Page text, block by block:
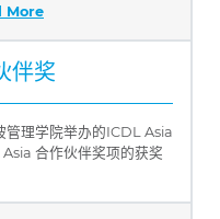
More
伴奖
理学院举办的ICDL Asia
合作伙伴奖项的获奖